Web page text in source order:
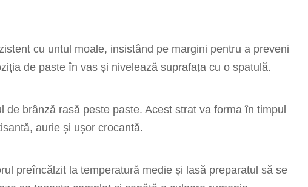
cu untul moale, insistând pe margini pentru a preveni
de paste în vas și nivelează suprafața cu o spatulă.
de brânză rasă peste paste. Acest strat va forma în timpul
aurie și ușor crocantă.
preîncălzit la temperatură medie și lasă preparatul să se